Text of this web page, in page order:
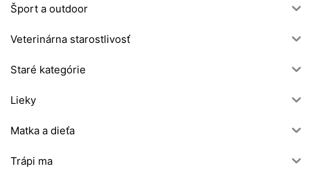
Šport a outdoor
Veterinárna starostlivosť
Staré kategórie
Lieky
Matka a dieťa
Trápi ma